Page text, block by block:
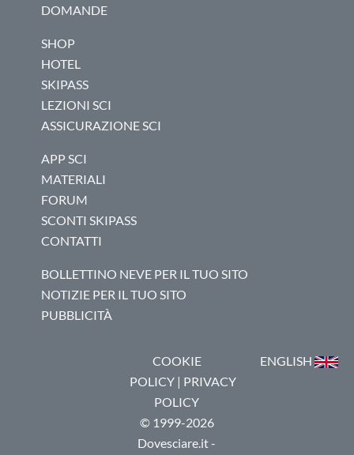
DOMANDE
SHOP
HOTEL
SKIPASS
LEZIONI SCI
ASSICURAZIONE SCI
APP SCI
MATERIALI
FORUM
SCONTI SKIPASS
CONTATTI
BOLLETTINO NEVE PER IL TUO SITO
NOTIZIE PER IL TUO SITO
PUBBLICITÀ
COOKIE
POLICY| PRIVACY
POLICY
© 1999-2026
Dovesciare.it -
ENGLISH